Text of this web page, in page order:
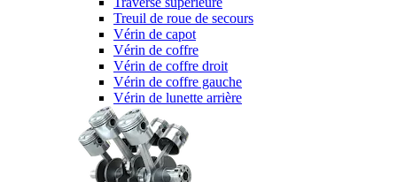
Treuil de roue de secours
Vérin de capot
Vérin de coffre
Vérin de coffre droit
Vérin de coffre gauche
Vérin de lunette arrière